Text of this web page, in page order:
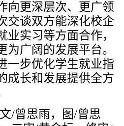
向更深层次、更广领
交谈双方能深化校企
业实习等方面合作，
为广阔的发展平台。
一步优化学生就业指
成长和发展提供全方
/曾思雨，图/曾思